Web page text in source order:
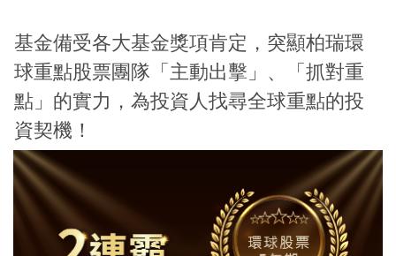
基金備受各大基金獎項肯定，突顯柏瑞環
球重點股票團隊「主動出擊」、「抓對重
點」的實力，為投資人找尋全球重點的投
資契機！